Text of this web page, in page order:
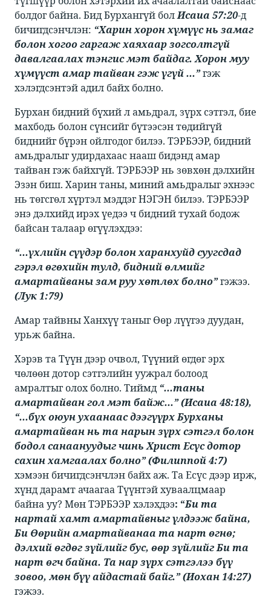
болдог байна. Бид Бурхангүй бол ​​Исаиа 57:20​​-д
бичигдсэнчлэн: ​​ “Харин хорон хүмүүс нь замаг
болон хогоо гаргаж хаяхаар зогсолтгүй
давалгаалах тэнгис мэт байдаг. Хорон муу
хүмүүст амар тайван гэж үгүй ...”​​ гэж
хэлэгдсэнтэй адил байх болно.​
​​Бурхан бидний бүхий л амьдрал, зүрх сэтгэл, бие
махбодь болон сүнсийг бүтээсэн төдийгүй
биднийг бүрэн ойлгодог билээ. ТЭРБЭЭР, бидний
амьдралыг удирдахаас нааш бидэнд амар
тайван гэж байхгүй. ТЭРБЭЭР нь зөвхөн дэлхийн
Эзэн биш. Харин таны, миний амьдралыг эхнээс
нь төгсгөл хүртэл мэддэг НЭГЭН билээ. ТЭРБЭЭР
энэ дэлхийд ирэх үедээ ч бидний тухай бодож
байсан талаар өгүүлэхдээ:​
“...үхлийн сүүдэр болон харанхуйд суугсдад
гэрэл өгөхийн тулд, бидний өлмийг
амартайваны зам руу хөтлөх болно”​гэжээ. ​​
(Лук 1:79)
​​Амар тайвны Ханхүү таныг Өөр лүүгээ дуудан,
урьж байна. ​
​​Хэрэв та Түүн дээр очвол, Түүний өгдөг эрх
чөлөөн дотор сэтгэлийн уужрал болоод
амралтыг олох болно. Тиймд ​​ “...таны
амартайван гол мэт байж...” (Исаиа 48:18),
“...бүх оюун ухаанаас дээгүүрх Бурханы
амартайван нь та нарын зүрх сэтгэл болон
бодол санаануудыг чинь Христ Есүс дотор
сахин хамгаалах болно” (Филиппой 4:7)
хэмээн бичигдсэнчлэн байх аж. Та Есүс дээр ирж,
хүнд дарамт ачаагаа Түүнтэй хуваалцмаар
байна уу? Мөн ТЭРБЭЭР хэлэхдээ​: “Би та
нартай хамт амартайвныг үлдээж байна,
Би Өөрийн амартайванаа та нарт өгнө;
дэлхий өгдөг зүйлийг бус, өөр зүйлийг Би та
нарт өгч байна. Та нар зүрх сэтгэлээ бүү
зовоо, мөн бүү айдастай байг.” (Иохан 14:27)
гэжээ. ​